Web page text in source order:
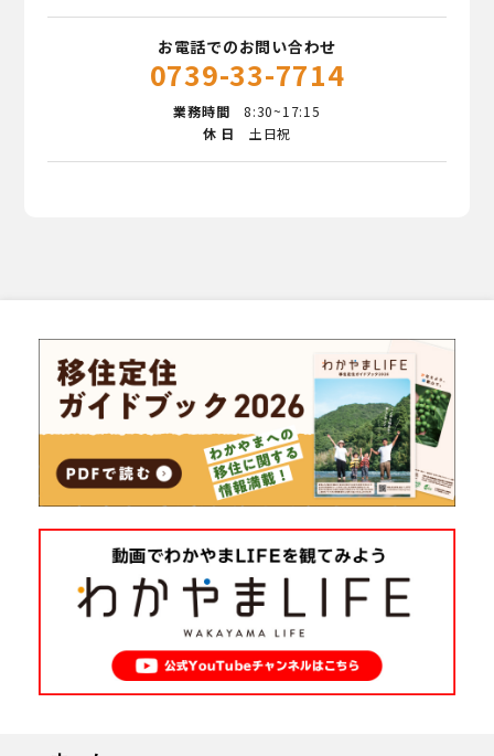
お電話でのお問い合わせ
0739-33-7714
業務時間 8:30~17:15
休 日
土日祝